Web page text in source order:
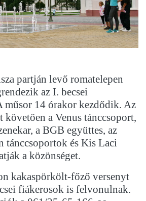
partján levő romatelepen
az I. becsei
műsor 14 órakor kezdődik. Az
a Venus tánccsoport,
a BGB együttes, az
tánccsoportok és Kis Laci
a közönséget.
kakaspörkölt-főző versenyt
fiákerosok is felvonulnak.